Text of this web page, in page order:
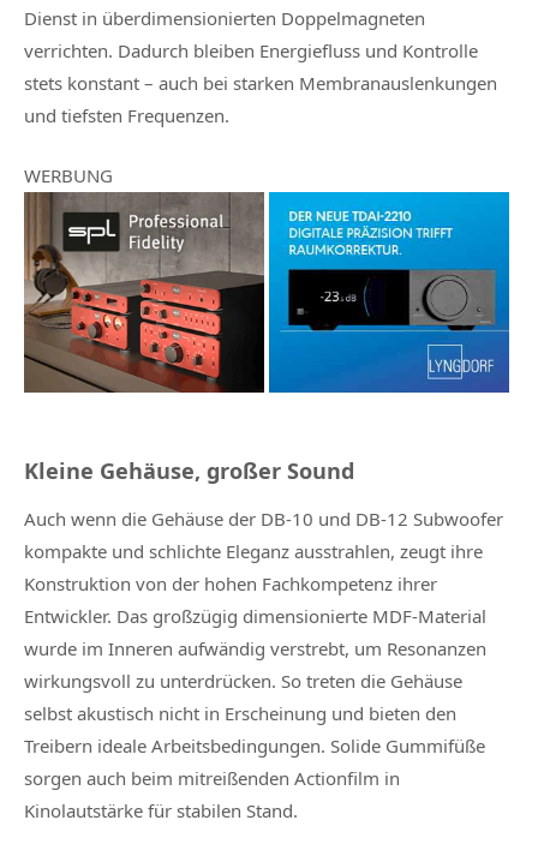
Dienst in überdimensionierten Doppelmagneten
verrichten. Dadurch bleiben Energiefluss und Kontrolle
stets konstant – auch bei starken Membranauslenkungen
und tiefsten Frequenzen.
WERBUNG
Kleine Gehäuse, großer Sound
Auch wenn die Gehäuse der DB-10 und DB-12 Subwoofer
kompakte und schlichte Eleganz ausstrahlen, zeugt ihre
Konstruktion von der hohen Fachkompetenz ihrer
Entwickler. Das großzügig dimensionierte MDF-Material
wurde im Inneren aufwändig verstrebt, um Resonanzen
wirkungsvoll zu unterdrücken. So treten die Gehäuse
selbst akustisch nicht in Erscheinung und bieten den
Treibern ideale Arbeitsbedingungen. Solide Gummifüße
sorgen auch beim mitreißenden Actionfilm in
Kinolautstärke für stabilen Stand.